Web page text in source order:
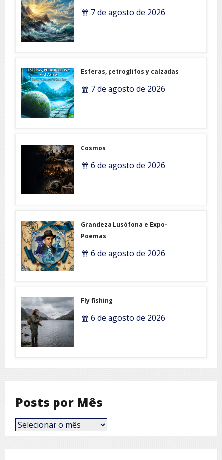
7 de agosto de 2026
Esferas, petroglifos y calzadas
7 de agosto de 2026
Cosmos
6 de agosto de 2026
Grandeza Lusófona e Expo-
Poemas
6 de agosto de 2026
Fly fishing
6 de agosto de 2026
Posts por Mês
Posts
por